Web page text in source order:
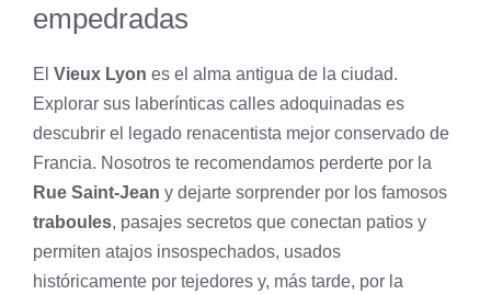
empedradas
El Vieux Lyon es el alma antigua de la ciudad.
Explorar sus laberínticas calles adoquinadas es
descubrir el legado renacentista mejor conservado de
Francia. Nosotros te recomendamos perderte por la
Rue Saint-Jean y dejarte sorprender por los famosos
traboules, pasajes secretos que conectan patios y
permiten atajos insospechados, usados
históricamente por tejedores y, más tarde, por la